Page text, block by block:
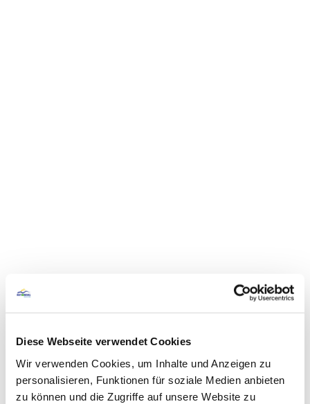
Diese Webseite verwendet Cookies
Wir verwenden Cookies, um Inhalte und Anzeigen zu
personalisieren, Funktionen für soziale Medien anbieten
zu können und die Zugriffe auf unsere Website zu